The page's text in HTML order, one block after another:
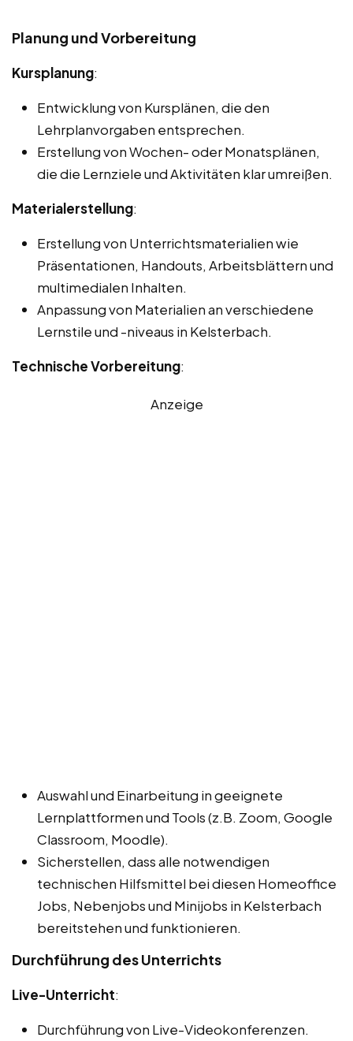
Planung und Vorbereitung
Kursplanung:
Entwicklung von Kursplänen, die den
Lehrplanvorgaben entsprechen.
Erstellung von Wochen- oder Monatsplänen,
die die Lernziele und Aktivitäten klar umreißen.
Materialerstellung:
Erstellung von Unterrichtsmaterialien wie
Präsentationen, Handouts, Arbeitsblättern und
multimedialen Inhalten.
Anpassung von Materialien an verschiedene
Lernstile und -niveaus in Kelsterbach.
Technische Vorbereitung:
Anzeige
Auswahl und Einarbeitung in geeignete
Lernplattformen und Tools (z.B. Zoom, Google
Classroom, Moodle).
Sicherstellen, dass alle notwendigen
technischen Hilfsmittel bei diesen Homeoffice
Jobs, Nebenjobs und Minijobs in Kelsterbach
bereitstehen und funktionieren.
Durchführung des Unterrichts
Live-Unterricht:
Durchführung von Live-Videokonferenzen.